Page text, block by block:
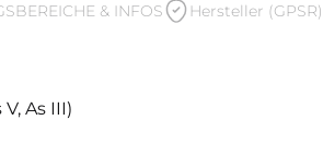
& INFOS Hersteller (GPSR)
As III)